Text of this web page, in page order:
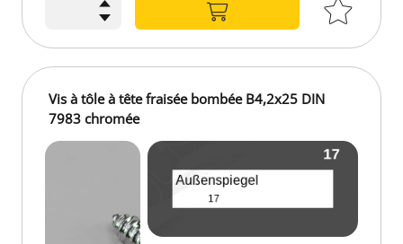
Vis à tôle à tête fraisée bombée B4,2x25 DIN
7983 chromée